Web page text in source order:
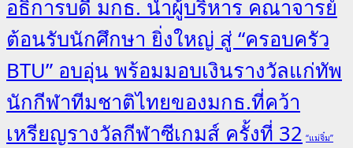
อธิการบดี มกธ. นำผู้บริหาร คณาจารย์
ต้อนรับนักศึกษา ยิ่งใหญ่ สู่ “ครอบครัว
BTU” อบอุ่น พร้อมมอบเงินรางวัลแก่ทัพ
นักกีฬาทีมชาติไทยของมกธ.ที่คว้า
เหรียญรางวัลกีฬาซีเกมส์ ครั้งที่ 32 “แม่จิ๋ม”